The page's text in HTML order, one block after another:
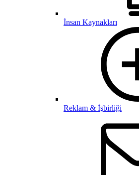
İnsan Kaynakları
Reklam & İşbirliği